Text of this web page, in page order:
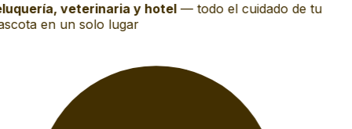
veterinaria y hotel— todo el cuidado de tu
en un solo lugar